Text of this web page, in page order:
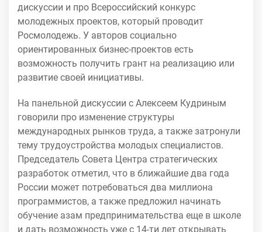
дискуссии и про Всероссийский конкурс
молодежных проектов, который проводит
Росмолодежь. У авторов социально
ориентированных бизнес-проектов есть
возможность получить грант на реализацию или
развитие своей инициативы.
На панельной дискуссии с Алексеем Кудриным
говорили про изменение структуры
международных рынков труда, а также затронули
тему трудоустройства молодых специалистов.
Председатель Совета Центра стратегических
разработок отметил, что в ближайшие два года
России может потребоваться два миллиона
программистов, а также предложил начинать
обучение азам предпринимательства еще в школе
и дать возможность уже с 14-ти лет открывать